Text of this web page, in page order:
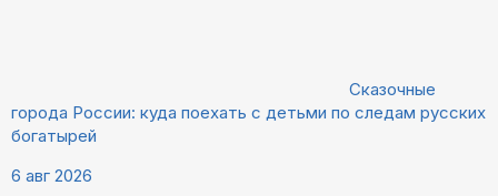
Сказочные
города России: куда поехать с детьми по следам русских
богатырей
6 авг 2026